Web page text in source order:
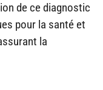
de ce diagnostic
pour la santé et
la